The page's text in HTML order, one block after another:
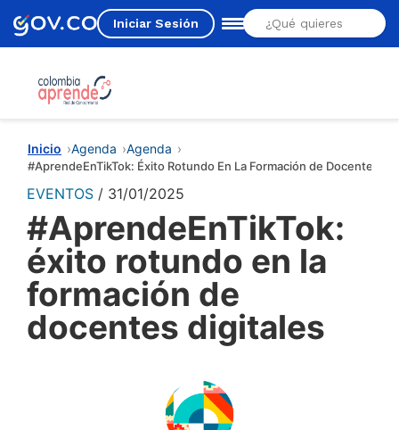
Iniciar Sesión
Estás aquí
Inicio Agenda Agenda
#AprendeEnTikTok: Éxito Rotundo En La Formación de Docentes
EVENTOS 31/01/2025
#AprendeEnTikTok:
éxito rotundo en la
formación de
docentes digitales